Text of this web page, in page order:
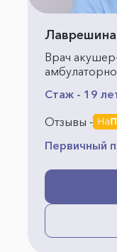
Лаврешина
Врач
Стаж - 19
Отзывы -
Первичный